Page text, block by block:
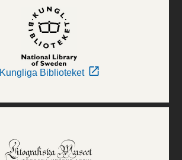
Kungliga Biblioteket